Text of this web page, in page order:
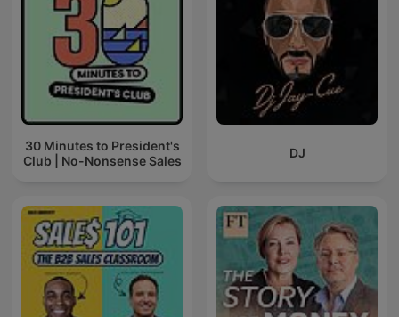
30 Minutes to President's
Club | No-Nonsense Sales
DJ